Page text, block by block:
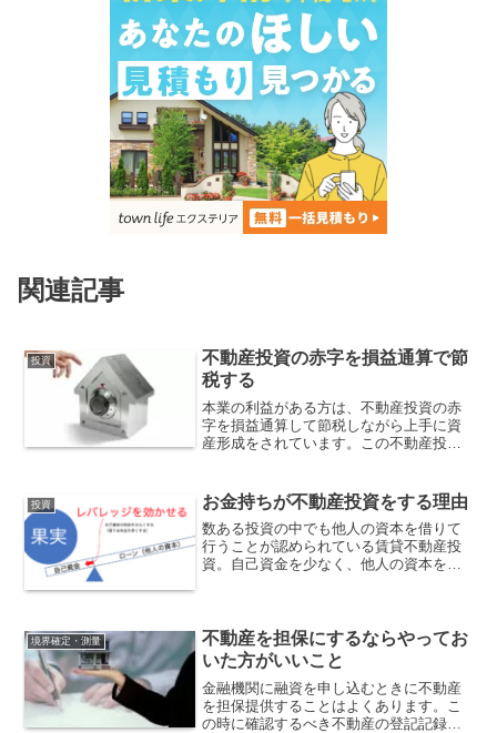
関連記事
投資
不動産投資の赤字を損益通算で節
税する
本業の利益がある方は、不動産投資の赤
字を損益通算して節税しながら上手に資
産形成をされています。この不動産投資
投資 お金持ちが不動産投資をする理由
数ある投資の中でも他人の資本を借りて
行うことが認められている賃貸不動産投
資。自己資金を少なく、他人の資本を多
の驚くべき実態は、
境界確定・測量
不動産を担保にするならやってお
いた方がいいこと
金融機関に融資を申し込むときに不動産
を担保提供することはよくあります。こ
の時に確認するべき不動産の登記記録と